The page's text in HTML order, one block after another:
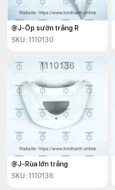
@J-Ốp sườn trắng R
SKU: 1110130
@J-Rùa lớn trắng
SKU: 1110136